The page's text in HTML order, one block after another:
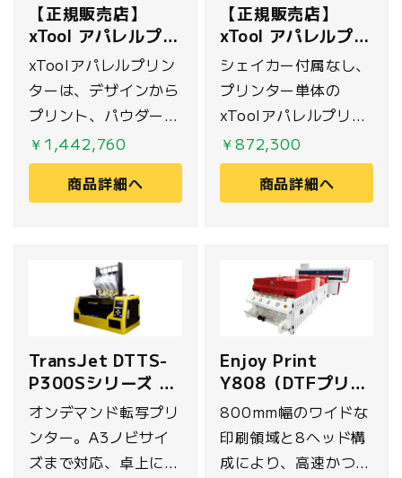
【正規販売店】
xTool アパレルプリ
ンター DTF｜All-
in-1バンドル(シェ
イカー/空気清浄機
付)
xToolアパレルプリン
ターは、デザインから
プリント、パウダーの
振りかけから加熱乾燥
までをワンクリックで
自動化。専門スキル不
できます 。業界最新
のデュアルプリントヘ
ッドを搭載し、精細な
ディテールを実現 。
さらにG7認証の正確
な色再現性で、コット
ンやポリエステルな
ど、あらゆる色の生地
へ鮮やかなプリントが
￥1,442,760
商品詳細へ
【正規販売店】
xTool アパレルプリ
ンター DTF｜スタ
ンドアロン
シェイカー付属なし、
プリンター単体の
xToolアパレルプリン
ター<スタンドアロン
>タイプです。業界最
新のデュアルプリント
。さらにG7認証の正
確な色再現性で、コッ
トンやポリエステルな
ど、あらゆる色の生地
へ鮮やかなプリントが
可能です 。自動メン
テナンス機能によりヘ
ッドの目詰まりを最小
限に抑え、安定した高
￥872,300
商品詳細へ
TransJet DTTS-
P300Sシリーズ プ
リンター
オンデマンド転写プリ
ンター。A3ノビサイ
ズまで対応、卓上に置
Enjoy Print
Y808（DTFプリン
ター）
800mm幅のワイドな
印刷領域と8ヘッド構
成により、高速かつ安